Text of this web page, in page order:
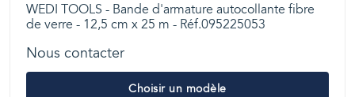
WEDI TOOLS - Bande d'armature autocollante fibre
de verre - 12,5 cm x 25 m - Réf.095225053
Nous contacter
Choisir un modèle